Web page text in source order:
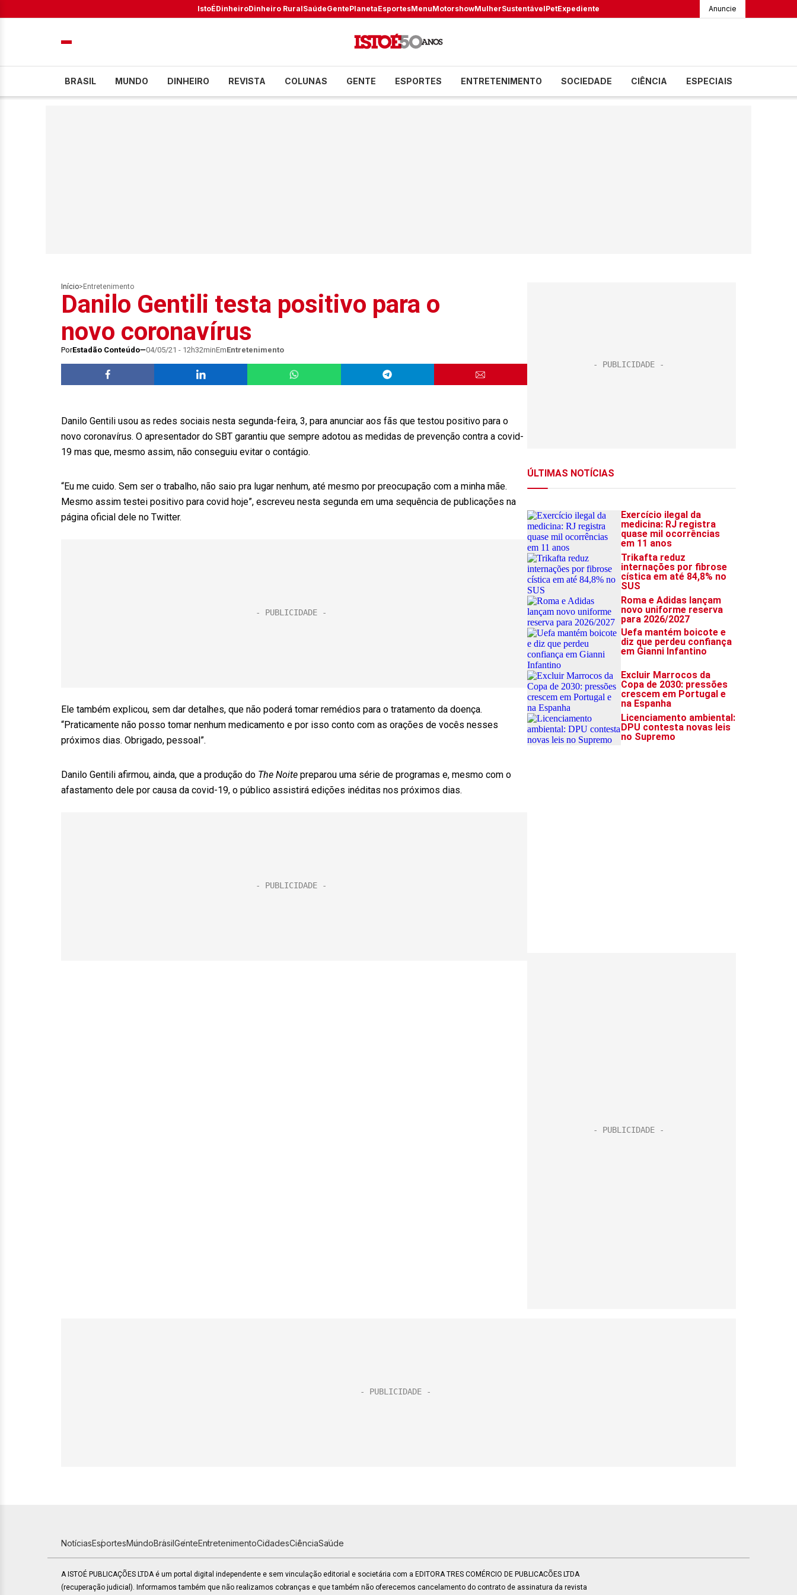
IstoÉDinheiroDinheiro RuralSaúdeGentePlanetaEsportesMenuMotorshowMulherSustentávelPetExpediente Anuncie
BRASIL MUNDO DINHEIRO REVISTA COLUNAS GENTE ESPORTES ENTRETENIMENTO SOCIEDADE CIÊNCIA ESPECIAIS
Início> Entretenimento
Danilo Gentili testa positivo para o
novo coronavírus
PorEstadão Conteúdo 04/05/21 - 12h32minEmEntretenimento
Danilo Gentili usou as redes sociais nesta segunda-feira, 3, para anunciar aos fãs que testou positivo para o
novo coronavírus. O apresentador do SBT garantiu que sempre adotou as medidas de prevenção contra a covid-
19 mas que, mesmo assim, não conseguiu evitar o contágio.
“Eu me cuido. Sem ser o trabalho, não saio pra lugar nenhum, até mesmo por preocupação com a minha mãe.
Mesmo assim testei positivo para covid hoje”, escreveu nesta segunda em uma sequência de publicações na
página oficial dele no Twitter.
Ele também explicou, sem dar detalhes, que não poderá tomar remédios para o tratamento da doença.
“Praticamente não posso tomar nenhum medicamento e por isso conto com as orações de vocês nesses
próximos dias. Obrigado, pessoal”.
Danilo Gentili afirmou, ainda, que a produção do The Noite preparou uma série de programas e, mesmo com o
afastamento dele por causa da covid-19, o público assistirá edições inéditas nos próximos dias.
NotíciasEsportesMundoBrasilGenteEntretenimentoCidadesCiênciaSaúde
A ISTOÉ PUBLICAÇÕES LTDA é um portal digital independente e sem vinculação editorial e societária com a EDITORA TRES COMÉRCIO DE PUBLICACÕES LTDA
(recuperação judicial). Informamos também que não realizamos cobranças e que também não oferecemos cancelamento do contrato de assinatura da revista